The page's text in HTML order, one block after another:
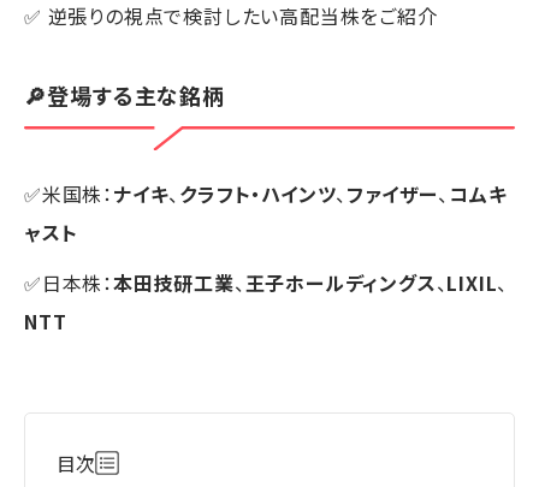
✅ 逆張りの視点で検討したい高配当株をご紹介
🔎登場する主な銘柄
✅米国株：ナイキ、クラフト・ハインツ、ファイザー、 コムキ
ャスト
✅日本株：本田技研工業、王子ホールディングス、LIXIL、
NTT
目次